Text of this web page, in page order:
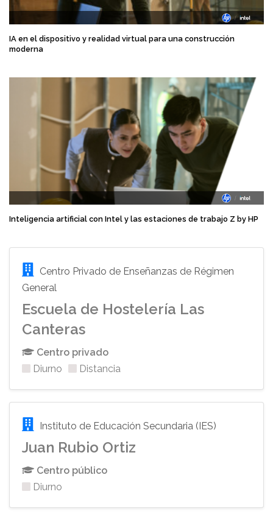
IA en el dispositivo y realidad virtual para una construcción
moderna
Inteligencia artificial con Intel y las estaciones de trabajo Z by HP
Centro Privado de Enseñanzas de Régimen
General
Escuela de Hostelería Las
Canteras
Centro privado
Diurno
Distancia
Instituto de Educación Secundaria (IES)
Juan Rubio Ortiz
Centro público
Diurno